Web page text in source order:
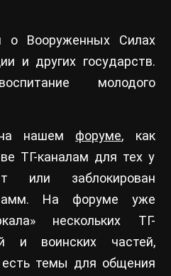
о Вооруженных Силах
и других государств.
молодого
на нашем форуме, как
ТГ-каналам для тех у
или заблокирован
На форуме уже
нескольких ТГ-
и воинских частей,
темы для общения